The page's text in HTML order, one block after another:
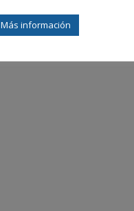
Más información